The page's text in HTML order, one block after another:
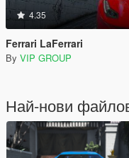
4.35
Ferrari LaFerrari
By VIP GROUP
Най-нови